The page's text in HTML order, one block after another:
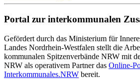
Portal zur interkommunalen
Gefördert durch das Ministerium für
Landes Nordrhein-Westfalen stellt die
kommunalen Spitzenverbände NRW mit
NRW als operativem Partner das Online-
Interkommunales.NRW bereit.